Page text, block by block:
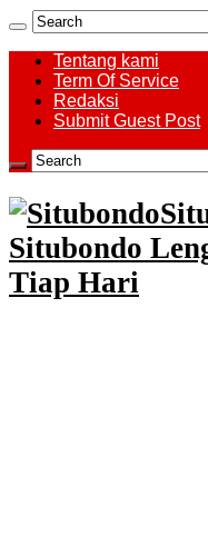
Tentang kami
Term Of Service
Redaksi
Submit Guest Post
Situbondo
Tiap Hari